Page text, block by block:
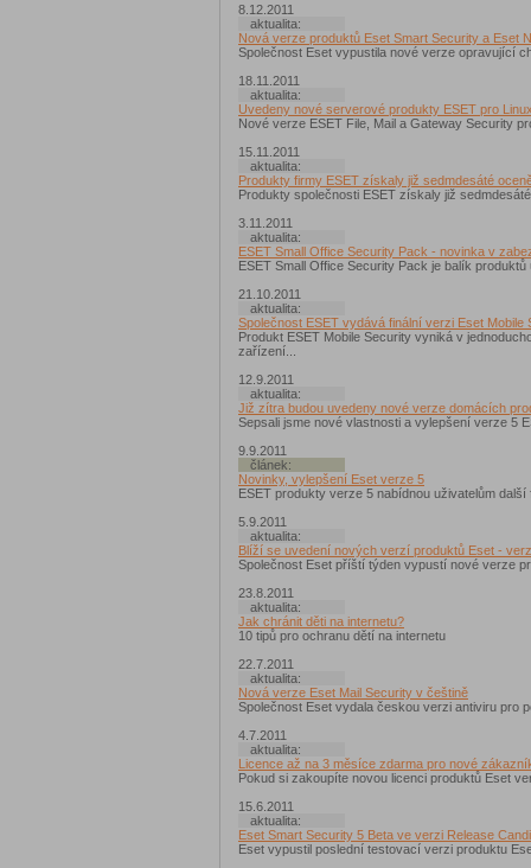
8.12.2011
aktualita:
Nová verze produktů Eset Smart Security a Eset
Společnost Eset vypustila nové verze opravující
18.11.2011
aktualita:
Uvedeny nové serverové produkty ESET pro
Nové verze ESET File, Mail a Gateway Security
15.11.2011
aktualita:
Produkty firmy ESET získaly již sedmdesáté
Produkty společnosti ESET získaly již
3.11.2011
aktualita:
ESET Small Office Security Pack - novinka v
ESET Small Office Security Pack je balík
21.10.2011
aktualita:
Společnost ESET vydává finální verzi Eset Mobile
Produkt ESET Mobile Security vyniká v
zařízení...
12.9.2011
aktualita:
Již zítra budou uvedeny nové verze domácích
Sepsali jsme nové vlastnosti a vylepšení verze 5
9.9.2011
článek:
Novinky, vylepšení Eset verze 5
ESET produkty verze 5 nabídnou uživatelům
5.9.2011
aktualita:
Blíží se uvedení nových verzí produktů Eset -
Společnost Eset příští týden vypustí nové verze
23.8.2011
aktualita:
Jak chránit děti na internetu?
10 tipů pro ochranu dětí na internetu
22.7.2011
aktualita:
Nová verze Eset Mail Security v češtině
Společnost Eset vydala českou verzi antiviru pro
4.7.2011
aktualita:
Licence až na 3 měsíce zdarma pro nové
Pokud si zakoupíte novou licenci produktů Eset
15.6.2011
aktualita:
Eset Smart Security 5 Beta ve verzi Release
Eset vypustil poslední testovací verzi produktu